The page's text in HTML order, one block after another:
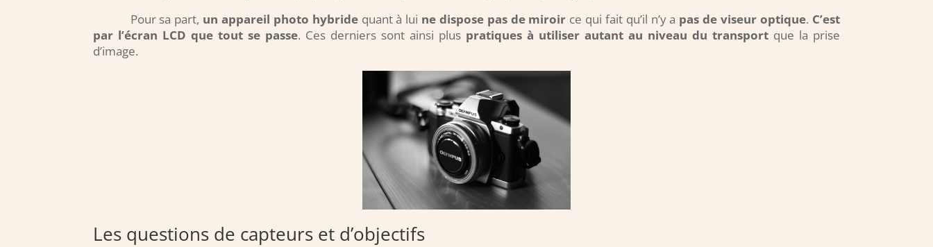
Pour sa part, un appareil photo hybridequant à lui ne dispose pas de miroir ce qui fait qu’il n’y a pas de viseur optique. C’est
par l’écran LCD que tout se passe. Ces derniers sont ainsi plus pratiques à utiliser autant au niveau du transportque la prise
d’image.
Les questions de capteurs et d’objectifs